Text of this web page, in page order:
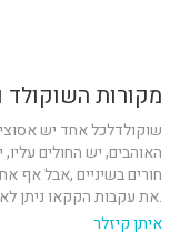
מקורות
שוקולדלכל אחד יש
האוהבים, יש החולים
חורים בשיניים ,אבל אף
.את עקבות הקקאו ניתן
איתן קיזלר